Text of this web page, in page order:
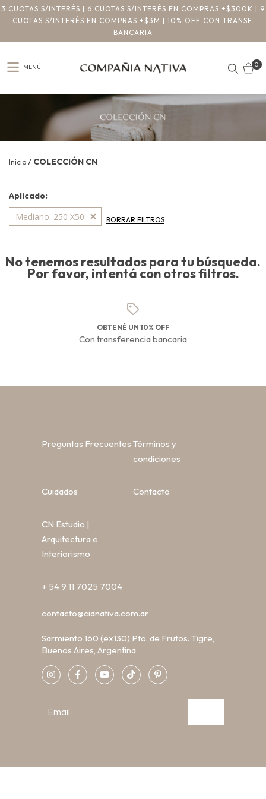
3 CUOTAS S/INTERÉS | 6 CUOTAS S/INTERÉS EN COMPRAS +$300K | 9
CUOTAS S/INTERÉS EN COMPRAS +$3M | 10% OFF CON TRANSF.
BANCARIA
MENÚ 0
Inicio / COLECCIÓN CN
Aplicado:
Mediano: 250 X50 BORRAR FILTROS
No tenemos resultados para tu búsqueda.
Por favor, intentá con otros filtros.
OBTENÉ UN 10% OFF
Con transferencia bancaria
Preguntas Frecuentes Términos y
condiciones
Cuidados Contacto
CN Estudio |
Arquitectura e
Interiorismo
+ 54 9 11 7025 7004
contacto@cianativa.com.ar
Sarmiento 160 (ex130) Pto. de Frutos. Tigre,
Buenos Aires, Argentina